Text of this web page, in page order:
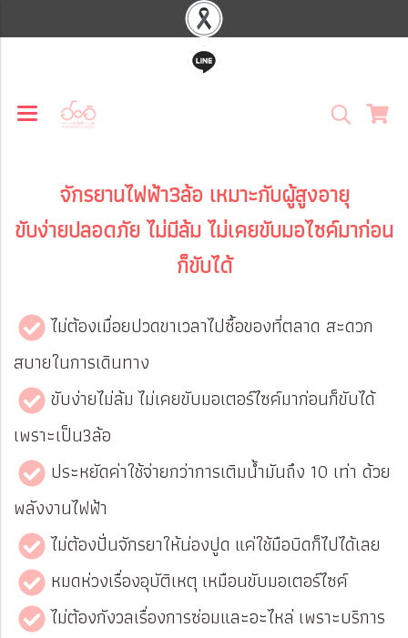
จักรยานไฟฟ้า3ล้อ เหมาะกับผู้สูงอายุ
ขับง่ายปลอดภัย ไม่มีล้ม ไม่เคยขับมอไซค์มาก่อน
ก็ขับได้
ไม่ต้องเมื่อยปวดขาเวลาไปซื้อของที่ตลาด สะดวก
สบายในการเดินทาง
ขับง่ายไม่ล้ม ไม่เคยขับมอเตอร์ไซค์มาก่อนก็ขับได้
เพราะเป็น3ล้อ
ประหยัดค่าใช้จ่ายกว่าการเติมน้ำมันถึง 10 เท่า ด้วย
พลังงานไฟฟ้า
ไม่ต้องปั่นจักรยาให้น่องปูด แค่ใช้มือบิดก็ไปได้เลย
หมดห่วงเรื่องอุบัติเหตุ เหมือนขับมอเตอร์ไซค์
ไม่ต้องกังวลเรื่องการซ่อมและอะไหล่ เพราะบริการ